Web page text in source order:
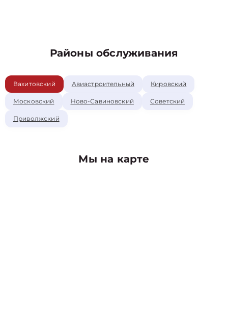
Районы обслуживания
Вахитовский Авиастроительный Кировский
Московский Ново-Савиновский Советский
Приволжский
Мы на карте